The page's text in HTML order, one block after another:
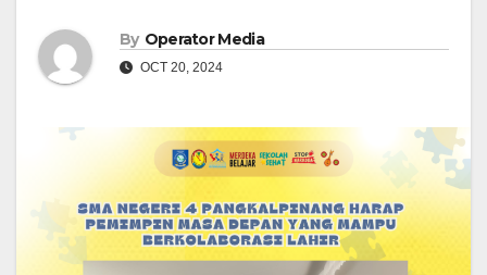
By Operator Media
OCT 20, 2024